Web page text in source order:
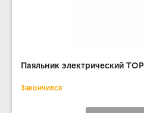
Паяльник электрический
Закончился